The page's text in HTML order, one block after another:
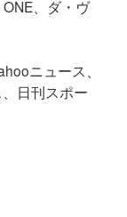
、ダ・ヴ
ニュース、
日刊スポー